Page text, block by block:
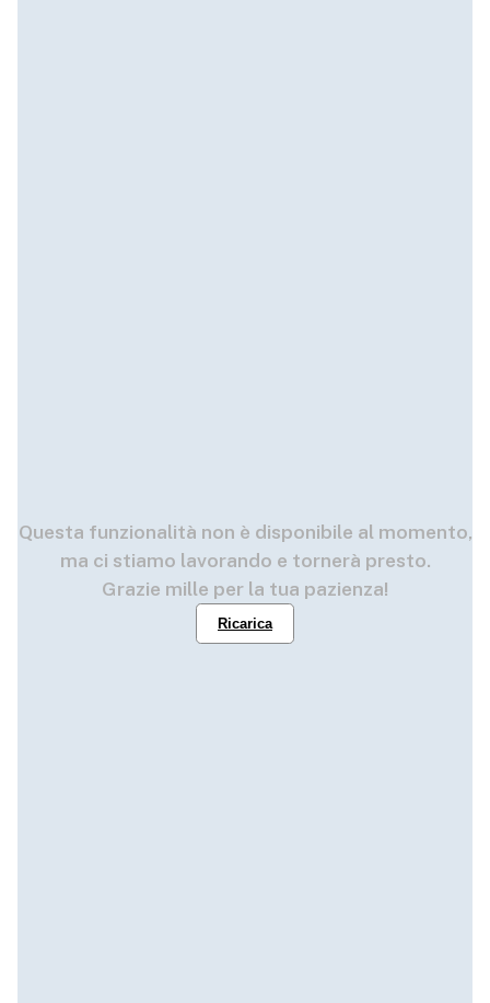
Questa funzionalità non è disponibile al momento,
ma ci stiamo lavorando e tornerà presto.
Grazie mille per la tua pazienza!
Ricarica